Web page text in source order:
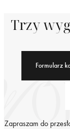
Trzy
Formularz
Zapraszam do